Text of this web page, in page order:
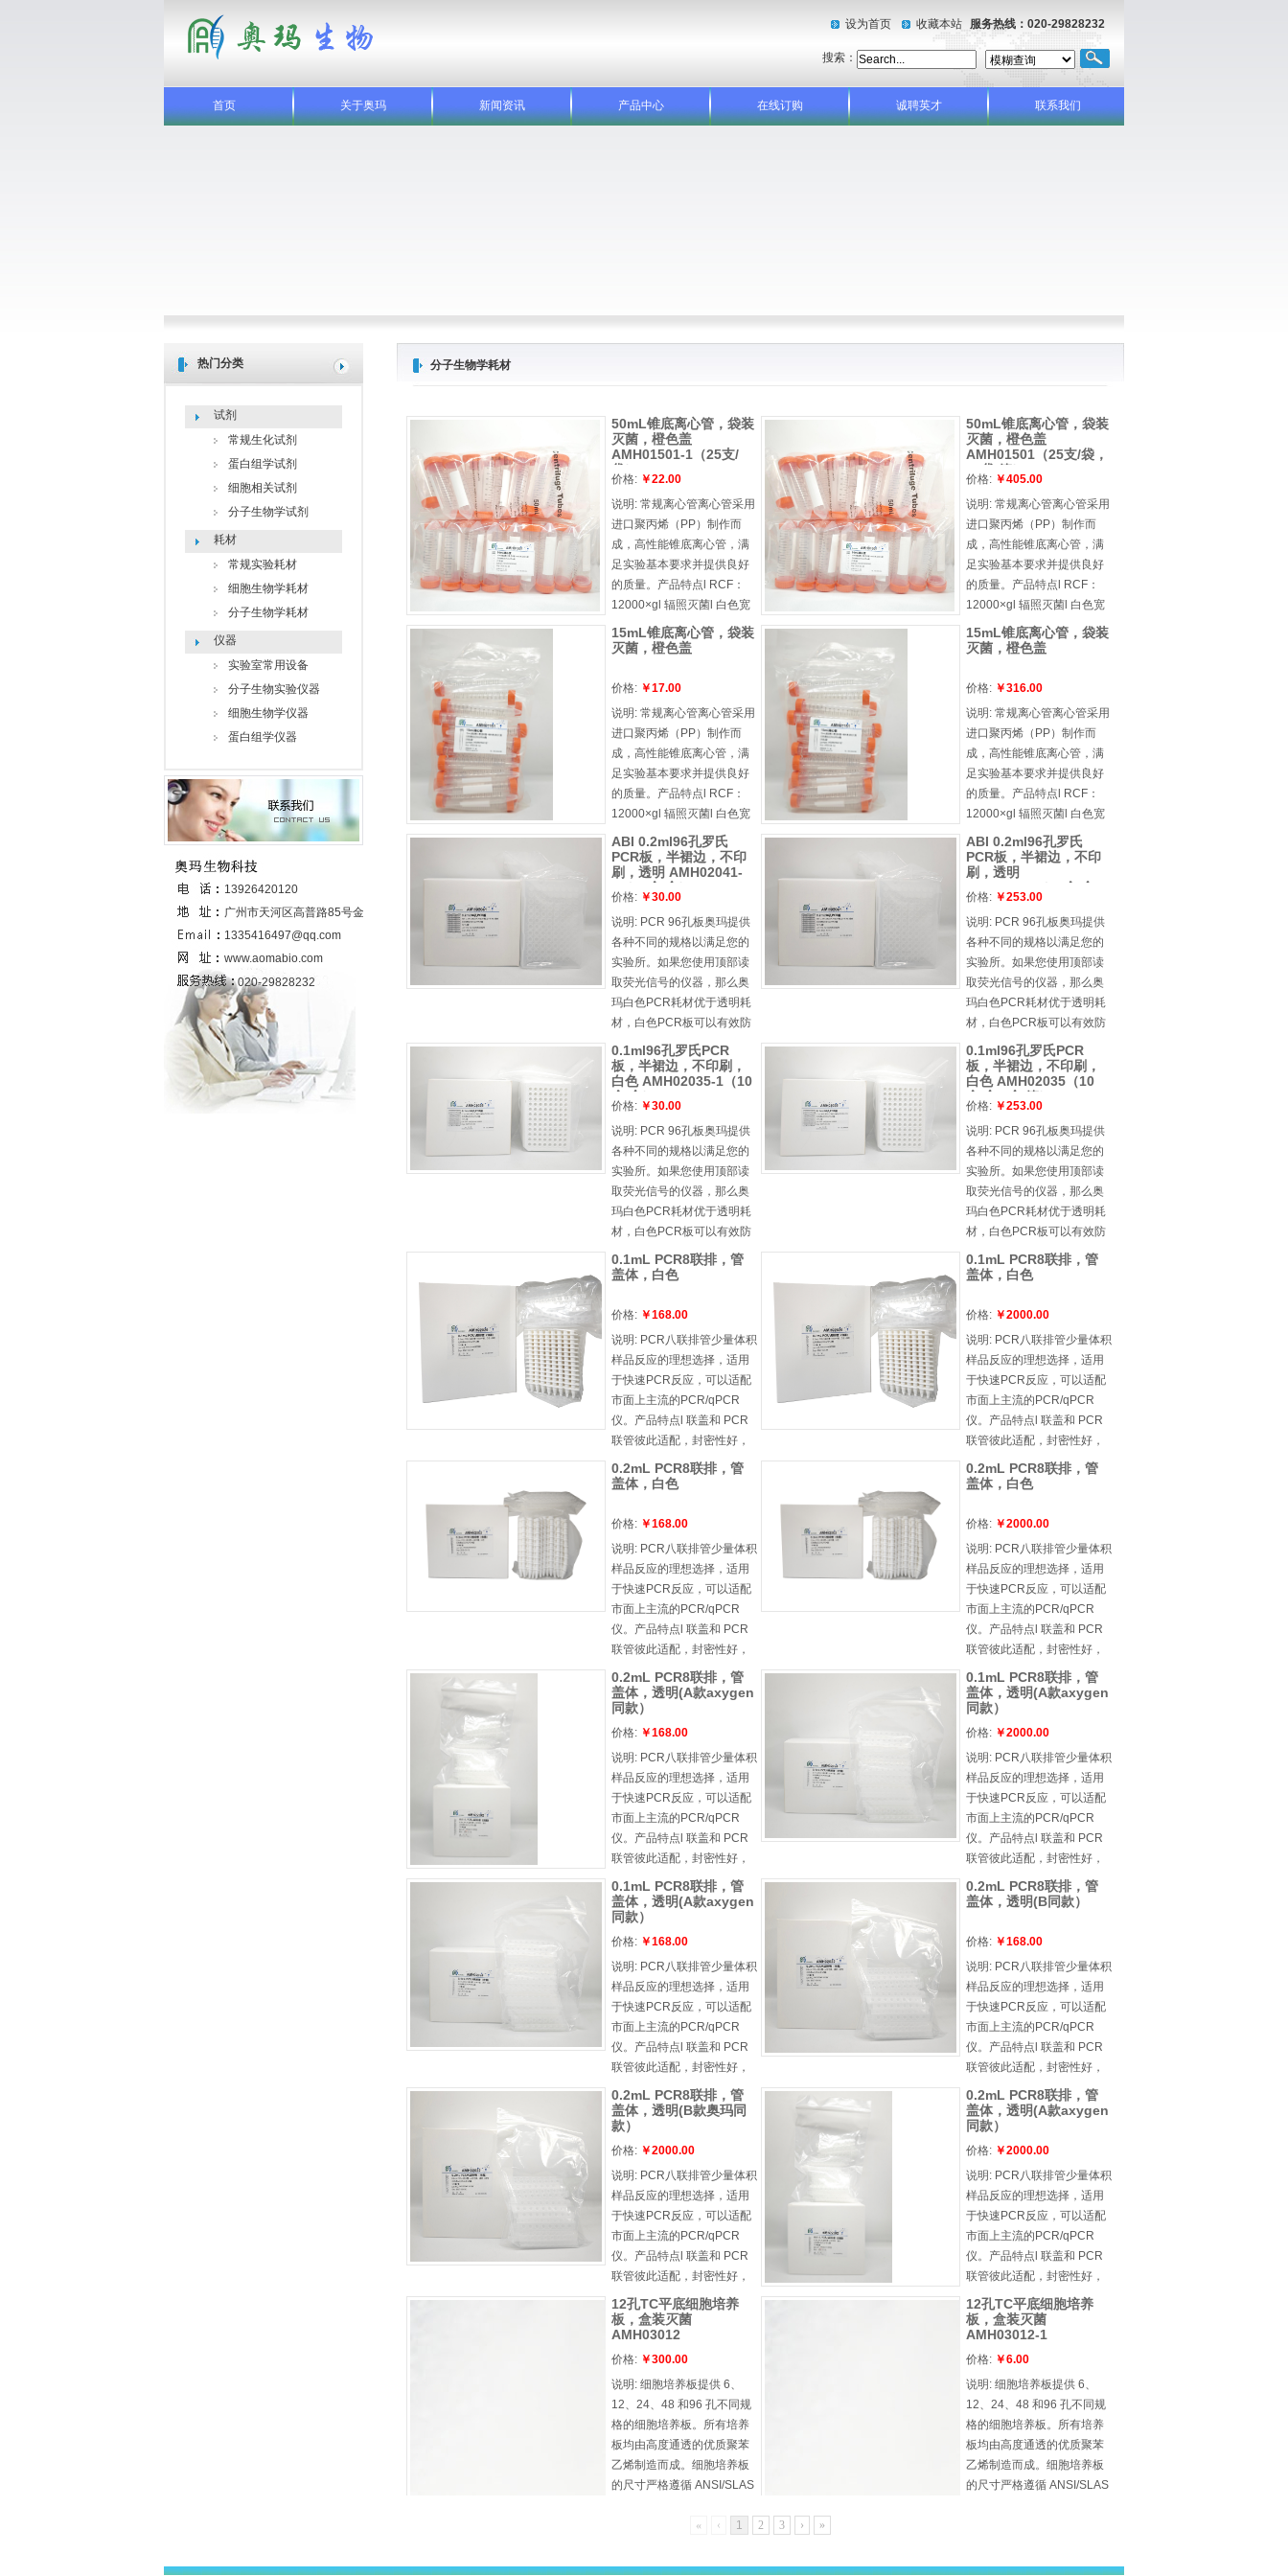
设为首页 收藏本站 服务热线：020-29828232
搜索：
首页 关于奥玛 新闻资讯 产品中心 在线订购 诚聘英才 联系我们
分子生物学耗材
50mL锥底离心管，袋装
灭菌，橙色盖
AMH01501-1（25支/
袋）
价格: ￥22.00
说明: 常规离心管离心管采用
进口聚丙烯（PP）制作而
成，高性能锥底离心管，满
足实验基本要求并提供良好
的质量。产品特点l RCF：
12000×gl 辐照灭菌l 白色宽
大书写区，方便标记l 刻度线
清晰，快速读数
50mL锥底离心管，袋装
灭菌，橙色盖
AMH01501（25支/袋，
20袋/箱）
价格: ￥405.00
说明: 常规离心管离心管采用
进口聚丙烯（PP）制作而
成，高性能锥底离心管，满
足实验基本要求并提供良好
的质量。产品特点l RCF：
12000×gl 辐照灭菌l 白色宽
大书写区，方便标记l 刻度线
清晰，快速读数
15mL锥底离心管，袋装
灭菌，橙色盖
价格: ￥17.00
说明: 常规离心管离心管采用
进口聚丙烯（PP）制作而
成，高性能锥底离心管，满
足实验基本要求并提供良好
的质量。产品特点l RCF：
12000×gl 辐照灭菌l 白色宽
大书写区，方便标记l 刻度线
清晰，快速读数
15mL锥底离心管，袋装
灭菌，橙色盖
价格: ￥316.00
说明: 常规离心管离心管采用
进口聚丙烯（PP）制作而
成，高性能锥底离心管，满
足实验基本要求并提供良好
的质量。产品特点l RCF：
12000×gl 辐照灭菌l 白色宽
大书写区，方便标记l 刻度线
清晰，快速读数
ABI 0.2ml96孔罗氏
PCR板，半裙边，不印
刷，透明 AMH02041-
1（10个/盒）
价格: ￥30.00
说明: PCR 96孔板奥玛提供
各种不同的规格以满足您的
实验所。如果您使用顶部读
取荧光信号的仪器，那么奥
玛白色PCR耗材优于透明耗
材，白色PCR板可以有效防
止孔间的信号干扰。另外，
白色PCR耗材可以更加有效
的读取信号的荧光值，减少
背景荧光的干扰，稳定性更
好。对于底部读取荧光信号
的仪器，请选择透明PCR耗
材。产品特点l 孔壁薄，厚度
均，热传递速度快，结果可
靠，重复性强l 尺寸符合
ANSI SBS 标准，可用于自动
叉污染，也便于封膜安全密
封，从而防止蒸发l 采用黑色
动加样的情况下，快速识别
样本并追溯l 十万级洁净环境
生产，专属质量实验室验证
测试，确保产品洁净度l 每个
孔都进行 100% 密封性能测
试，确保样本处理安全性l 板
与板之间可轻松堆叠，节省
储存空间
ABI 0.2ml96孔罗氏
PCR板，半裙边，不印
刷，透明
AMH02041（10个/盒,5
盒/箱）
价格: ￥253.00
说明: PCR 96孔板奥玛提供
各种不同的规格以满足您的
实验所。如果您使用顶部读
取荧光信号的仪器，那么奥
玛白色PCR耗材优于透明耗
材，白色PCR板可以有效防
止孔间的信号干扰。另外，
白色PCR耗材可以更加有效
的读取信号的荧光值，减少
背景荧光的干扰，稳定性更
好。对于底部读取荧光信号
的仪器，请选择透明PCR耗
材。产品特点l 孔壁薄，厚度
均，热传递速度快，结果可
靠，重复性强l 尺寸符合
ANSI SBS 标准，可用于自动
叉污染，也便于封膜安全密
封，从而防止蒸发l 采用黑色
动加样的情况下，快速识别
样本并追溯l 十万级洁净环境
生产，专属质量实验室验证
测试，确保产品洁净度l 每个
孔都进行 100% 密封性能测
试，确保样本处理安全性l 板
与板之间可轻松堆叠，节省
储存空间
0.1ml96孔罗氏PCR
板，半裙边，不印刷，
白色 AMH02035-1（10
个/盒）
价格: ￥30.00
说明: PCR 96孔板奥玛提供
各种不同的规格以满足您的
实验所。如果您使用顶部读
取荧光信号的仪器，那么奥
玛白色PCR耗材优于透明耗
材，白色PCR板可以有效防
止孔间的信号干扰。另外，
白色PCR耗材可以更加有效
背景荧光的干扰，稳定性更
好。对于底部读取荧光信号
的仪器，请选择透明PCR耗
材。产品特点l 孔壁薄，厚度
均，热传递速度快，结果可
靠，重复性强l 尺寸符合
ANSI SBS 标准，可用于自动
叉污染，也便于封膜安全密
封，从而防止蒸发l 采用黑色
动加样的情况下，快速识别
样本并追溯l 十万级洁净环境
生产，专属质量实验室验证
测试，确保产品洁净度l 每个
孔都进行 100% 密封性能测
试，确保样本处理安全性l 板
与板之间可轻松堆叠，节省
储存空间
0.1ml96孔罗氏PCR
板，半裙边，不印刷，
白色 AMH02035（10
个/盒,5盒/箱）
价格: ￥253.00
说明: PCR 96孔板奥玛提供
各种不同的规格以满足您的
实验所。如果您使用顶部读
取荧光信号的仪器，那么奥
玛白色PCR耗材优于透明耗
材，白色PCR板可以有效防
止孔间的信号干扰。另外，
白色PCR耗材可以更加有效
背景荧光的干扰，稳定性更
好。对于底部读取荧光信号
的仪器，请选择透明PCR耗
材。产品特点l 孔壁薄，厚度
均，热传递速度快，结果可
靠，重复性强l 尺寸符合
ANSI SBS 标准，可用于自动
叉污染，也便于封膜安全密
封，从而防止蒸发l 采用黑色
动加样的情况下，快速识别
样本并追溯l 十万级洁净环境
生产，专属质量实验室验证
测试，确保产品洁净度l 每个
孔都进行 100% 密封性能测
试，确保样本处理安全性l 板
与板之间可轻松堆叠，节省
储存空间
0.1mL PCR8联排，管
盖体，白色
价格: ￥168.00
说明: PCR八联排管少量体积
样品反应的理想选择，适用
于快速PCR反应，可以适配
市面上主流的PCR/qPCR
仪。产品特点l 联盖和 PCR
联管彼此适配，封密性好，
防止污染且易于盖l 不会扭
曲、弯曲或断裂，加固型联
壁薄，厚度均，热传递速度
快，结果可靠，重复性强l 平
盖能更好的配 合qPCR 实验l
无 DNase/RNase
0.1mL PCR8联排，管
盖体，白色
价格: ￥2000.00
说明: PCR八联排管少量体积
样品反应的理想选择，适用
于快速PCR反应，可以适配
市面上主流的PCR/qPCR
仪。产品特点l 联盖和 PCR
联管彼此适配，封密性好，
防止污染且易于盖l 不会扭
曲、弯曲或断裂，加固型联
壁薄，厚度均，热传递速度
快，结果可靠，重复性强l 平
盖能更好的配 合qPCR 实验l
无 DNase/RNase
0.2mL PCR8联排，管
盖体，白色
价格: ￥168.00
说明: PCR八联排管少量体积
样品反应的理想选择，适用
于快速PCR反应，可以适配
市面上主流的PCR/qPCR
仪。产品特点l 联盖和 PCR
联管彼此适配，封密性好，
防止污染且易于盖l 不会扭
曲、弯曲或断裂，加固型联
盖可防止 PCR 联管下垂l 孔
壁薄，厚度均，热传递速度
快，结果可靠，重复性强l 平
盖能更好的配 合qPCR 实验l
无 DNase/RNase
0.2mL PCR8联排，管
盖体，白色
价格: ￥2000.00
说明: PCR八联排管少量体积
样品反应的理想选择，适用
于快速PCR反应，可以适配
市面上主流的PCR/qPCR
仪。产品特点l 联盖和 PCR
联管彼此适配，封密性好，
防止污染且易于盖l 不会扭
曲、弯曲或断裂，加固型联
盖可防止 PCR 联管下垂l 孔
壁薄，厚度均，热传递速度
快，结果可靠，重复性强l 平
盖能更好的配 合qPCR 实验l
无 DNase/RNase
0.2mL PCR8联排，管
盖体，透明(A款axygen
同款）
价格: ￥168.00
说明: PCR八联排管少量体积
样品反应的理想选择，适用
于快速PCR反应，可以适配
市面上主流的PCR/qPCR
仪。产品特点l 联盖和 PCR
联管彼此适配，封密性好，
防止污染且易于盖l 不会扭
曲、弯曲或断裂，加固型联
盖可防止 PCR 联管下垂l 孔
壁薄，厚度均，热传递速度
快，结果可靠，重复性强l 平
盖能更好的配 合qPCR 实验l
无 DNase/RNase
0.1mL PCR8联排，管
盖体，透明(A款axygen
同款）
价格: ￥2000.00
说明: PCR八联排管少量体积
样品反应的理想选择，适用
于快速PCR反应，可以适配
市面上主流的PCR/qPCR
仪。产品特点l 联盖和 PCR
联管彼此适配，封密性好，
防止污染且易于盖l 不会扭
曲、弯曲或断裂，加固型联
壁薄，厚度均，热传递速度
快，结果可靠，重复性强l 平
盖能更好的配 合qPCR 实验l
无 DNase/RNase
0.1mL PCR8联排，管
盖体，透明(A款axygen
同款）
价格: ￥168.00
说明: PCR八联排管少量体积
样品反应的理想选择，适用
于快速PCR反应，可以适配
市面上主流的PCR/qPCR
仪。产品特点l 联盖和 PCR
联管彼此适配，封密性好，
防止污染且易于盖l 不会扭
曲、弯曲或断裂，加固型联
盖可防止 PCR 联管下垂l 孔
壁薄，厚度均，热传递速度
快，结果可靠，重复性强l 平
盖能更好的配 合qPCR 实验l
无 DNase/RNase
0.2mL PCR8联排，管
盖体，透明(B同款）
价格: ￥168.00
说明: PCR八联排管少量体积
样品反应的理想选择，适用
于快速PCR反应，可以适配
市面上主流的PCR/qPCR
仪。产品特点l 联盖和 PCR
联管彼此适配，封密性好，
防止污染且易于盖l 不会扭
曲、弯曲或断裂，加固型联
盖可防止 PCR 联管下垂l 孔
壁薄，厚度均，热传递速度
快，结果可靠，重复性强l 平
盖能更好的配 合qPCR 实验l
无 DNase/RNase
0.2mL PCR8联排，管
盖体，透明(B款奥玛同
款）
价格: ￥2000.00
说明: PCR八联排管少量体积
样品反应的理想选择，适用
于快速PCR反应，可以适配
市面上主流的PCR/qPCR
仪。产品特点l 联盖和 PCR
联管彼此适配，封密性好，
防止污染且易于盖l 不会扭
曲、弯曲或断裂，加固型联
盖可防止 PCR 联管下垂l 孔
壁薄，厚度均，热传递速度
快，结果可靠，重复性强l 平
盖能更好的配 合qPCR 实验l
无 DNase/RNase
0.2mL PCR8联排，管
盖体，透明(A款axygen
同款）
价格: ￥2000.00
说明: PCR八联排管少量体积
样品反应的理想选择，适用
于快速PCR反应，可以适配
市面上主流的PCR/qPCR
仪。产品特点l 联盖和 PCR
联管彼此适配，封密性好，
防止污染且易于盖l 不会扭
曲、弯曲或断裂，加固型联
盖可防止 PCR 联管下垂l 孔
壁薄，厚度均，热传递速度
快，结果可靠，重复性强l 平
盖能更好的配 合qPCR 实验l
无 DNase/RNase
12孔TC平底细胞培养
板，盒装灭菌
AMH03012
价格: ￥300.00
说明: 细胞培养板提供 6、
12、24、48 和96 孔不同规
格的细胞培养板。所有培养
板均由高度通透的优质聚苯
乙烯制造而成。细胞培养板
的尺寸严格遵循 ANSI/SLAS
准的仪器操作和分析使用。
样，在凹槽边缘和培养孔间
12孔TC平底细胞培养
板，盒装灭菌
AMH03012-1
价格: ￥6.00
说明: 细胞培养板提供 6、
12、24、48 和96 孔不同规
格的细胞培养板。所有培养
板均由高度通透的优质聚苯
乙烯制造而成。细胞培养板
的尺寸严格遵循 ANSI/SLAS
样，在凹槽边缘和培养孔间
« ‹ 1 2 3 › »
热门分类
试剂
常规生化试剂
蛋白组学试剂
细胞相关试剂
分子生物学试剂
耗材
常规实验耗材
细胞生物学耗材
分子生物学耗材
仪器
实验室常用设备
分子生物实验仪器
细胞生物学仪器
蛋白组学仪器
联系我们
13926420120
广州市天河区高普路85号金发科技园
6号楼437室
1335416497@qq.com
www.aomabio.com
020-29828232